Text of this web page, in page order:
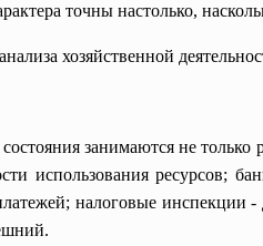
точны настолько,
хозяйственной
занимаются не только
использования ресурсов;
налоговые инспекции